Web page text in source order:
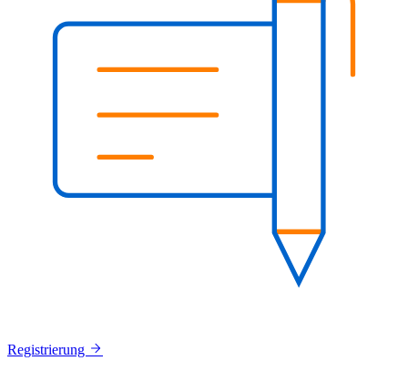
Registrierung